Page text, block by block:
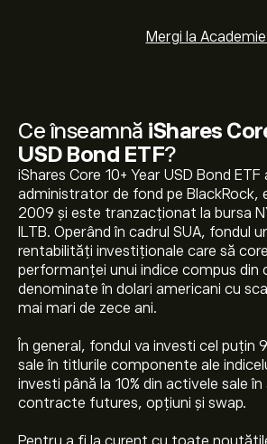
Ce înseamnă iShares
USD Bond ETF?
iShares Core 10+ Year USD Bond ETF
administrator de fond pe BlackRock,
2009 și este tranzacționat la bursa
ILTB. Operând în cadrul SUA, fondul
rentabilități investiționale care să
performanței unui indice compus din
denominate în dolari americani cu
mai mari de zece ani.
În general, fondul va investi cel puțin
sale în titlurile componente ale
investi până la 10% din activele sale
contracte futures, opțiuni și swap.
Mergi la Academie
Prețul actual pentru ILTB este de
Maximul istoric al iShares Core 10+
este 79.46‎$‎